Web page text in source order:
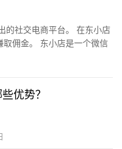
的社交电商平台。 在东小店
佣金。 东小店是一个微信
东购物小程序完成” 平…
优势？